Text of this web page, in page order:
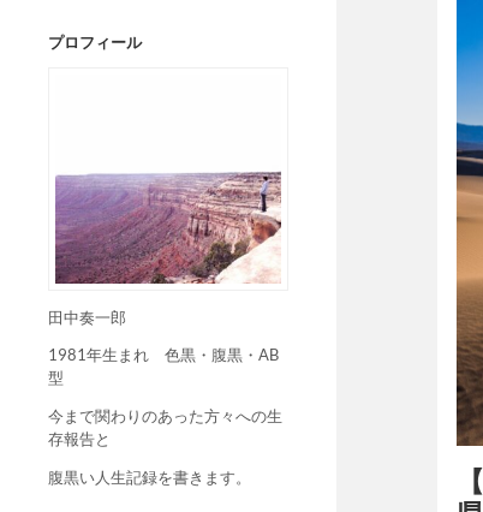
プロフィール
田中奏一郎
1981年生まれ 色黒・腹黒・AB
型
今まで関わりのあった方々への生
存報告と
腹黒い人生記録を書きます。